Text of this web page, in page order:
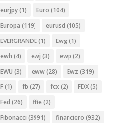
eurjpy(1) Euro (104)
Europa (119) eurusd (105)
EVERGRANDE(1) Ewg (1)
ewh (4) ewj (3) ewp (2)
EWU (3) eww(28) Ewz (319)
F(1) fb (27) fcx (2) FDX(5)
Fed (26) ffie (2)
Fibonacci (3991) financiero (932)